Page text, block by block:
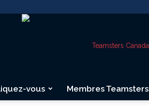
vous Membres Teamsters